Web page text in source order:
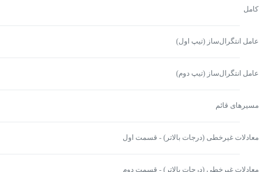
کامل
عامل انتگرال‌ساز (تیپ اول)
عامل انتگرال‌ساز (تیپ دوم)
مسیرهای قائم
معادلات غیرخطی (درجات بالاتر) - قسمت اول
معادلات غیرخطی (درجات بالاتر) - قسمت دوم